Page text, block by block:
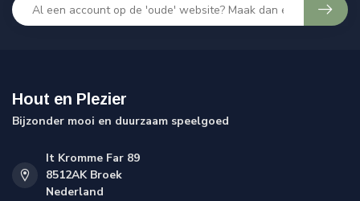
Hout en Plezier
Bijzonder mooi en duurzaam speelgoed
It Kromme Far 89
8512AK Broek
Nederland